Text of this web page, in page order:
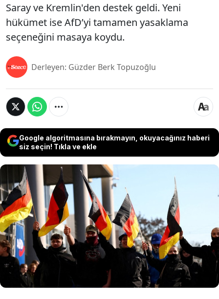
Saray ve Kremlin'den destek geldi. Yeni
hükümet ise AfD’yi tamamen yasaklama
seçeneğini masaya koydu.
Derleyen: Güzder Berk Topuzoğlu
Google algoritmasına bırakmayın, okuyacağınız haberi
siz seçin! Tıkla ve ekle
Almanya iç istihbaratının aşırılık yanlısı ilan ettiği
AfD, karara karşı dava açtı. 1100 sayfalık gizli
rapordan sonra iç istihbarat örgütü tarafından
izlemeye alınan partiye Beyaz Saray ve
Kremlin'den destek geldi. Yeni hükümet ise
AfD’yi tamamen yasaklama seçeneğini masaya
koydu.